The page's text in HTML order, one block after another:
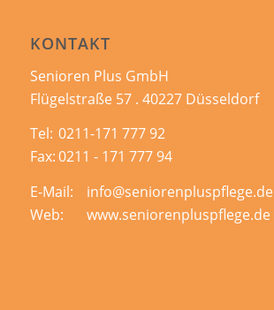
KONTAKT
Senioren Plus GmbH
Flügelstraße 57 . 40227 Düsseldorf
Tel: 0211-171 777 92
Fax:0211 - 171 777 94
E-Mail:
info@seniorenpluspflege.de
Web:
www.seniorenpluspflege.de